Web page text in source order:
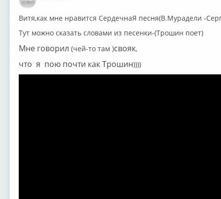
Витя,как мне нравится СердечнаЯ песня(В.Мурадели -
Тут можно сказать словами из песенки-(Трошин поет)
Мне говорил (чей-то там )свояк,
что я пою почти как Трошин))))